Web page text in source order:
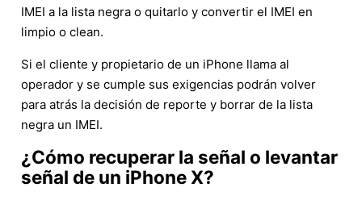
IMEI a la lista negra o quitarlo y convertir el IMEI en
limpio o clean.
Si el cliente y propietario de un iPhone llama al
operador y se cumple sus exigencias podrán volver
para atrás la decisión de reporte y borrar de la lista
negra un IMEI.
¿Cómo recuperar la señal o levantar
señal de un iPhone X?